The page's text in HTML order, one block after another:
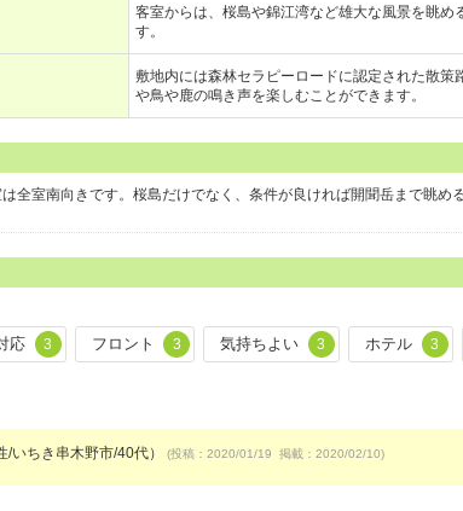
客室からは、桜島や錦江湾など雄大な風景を眺め
す。
敷地内には森林セラピーロードに認定された散策
や鳥や鹿の鳴き声を楽しむことができます。
全室南向きです。桜島だけでなく、条件が良ければ開聞岳まで眺め
応 3 フロント 3 気持ちよい 3 ホテル 3
/いちき串木野市/40代） (投稿：2020/01/19 掲載：2020/02/10)